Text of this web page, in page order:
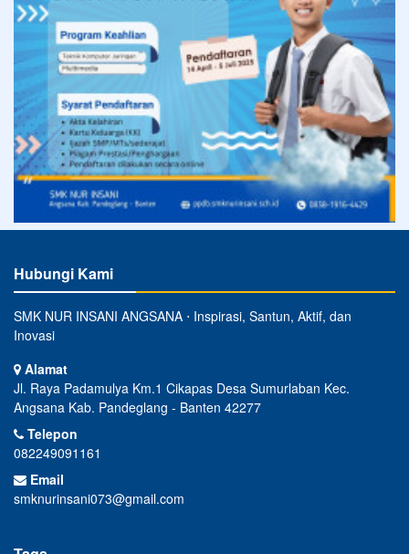
Hubungi Kami
SMK NUR INSANI ANGSANA ⋅ Inspirasi, Santun, Aktif, dan
Inovasi
Alamat
Jl. Raya Padamulya Km.1 Cikapas Desa Sumurlaban Kec.
Angsana Kab. Pandeglang - Banten 42277
Telepon
082249091161
Email
smknurinsani073@gmail.com